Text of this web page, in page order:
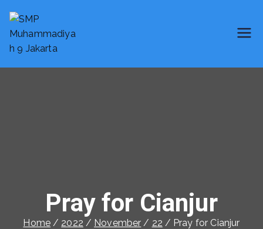
SMP Muhammadiyah 9 Jakarta
Pray for Cianjur
Home 2022 November 22 Pray for Cianjur